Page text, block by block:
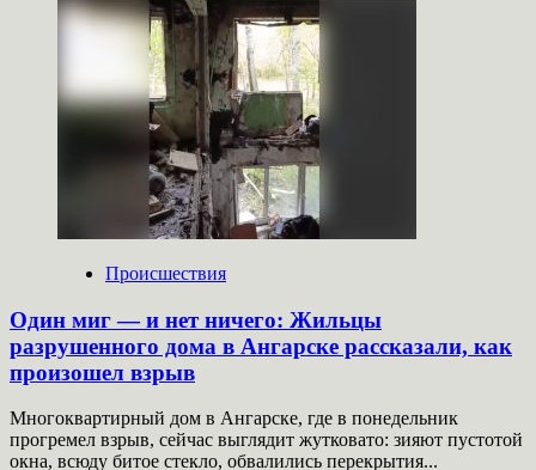
о
Под
Туапсе
турист
упал
со
склона
горы
Брата
Происшествия
Один миг — и нет ничего: Жильцы
разрушенного дома в Ангарске рассказали, как
произошел взрыв
Многоквартирный дом в Ангарске, где в понедельник
прогремел взрыв, сейчас выглядит жутковато: зияют пустотой
окна, всюду битое стекло, обвалились перекрытия...